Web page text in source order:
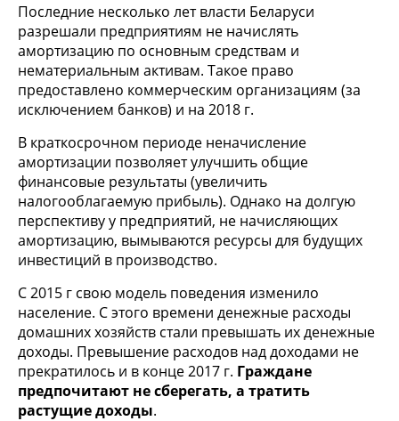
Последние несколько лет власти Беларуси
разрешали предприятиям не начислять
амортизацию по основным средствам и
нематериальным активам. Такое право
предоставлено коммерческим организациям (за
исключением банков) и на 2018 г.
В краткосрочном периоде неначисление
амортизации позволяет улучшить общие
финансовые результаты (увеличить
налогооблагаемую прибыль). Однако на долгую
перспективу у предприятий, не начисляющих
амортизацию, вымываются ресурсы для будущих
инвестиций в производство.
С 2015 г свою модель поведения изменило
население. С этого времени денежные расходы
домашних хозяйств стали превышать их денежные
доходы. Превышение расходов над доходами не
прекратилось и в конце 2017 г. Граждане
предпочитают не сберегать, а тратить
растущие доходы.